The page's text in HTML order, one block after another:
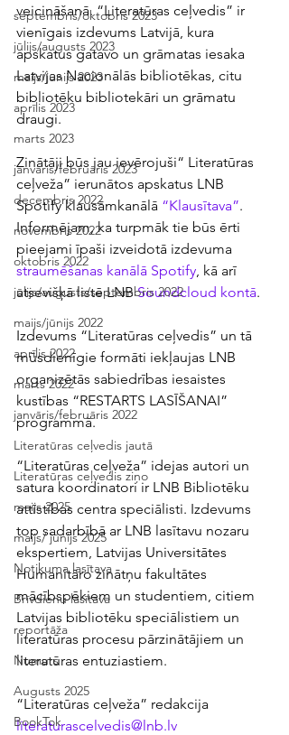
septembris/oktobris 2023
jūlijs/augusts 2023
maijs/jūnijs 2023
aprīlis 2023
marts 2023
janvāris/februāris 2023
decembris 2022
novembris 2022
oktobris 2022
jūlijs/augusts/septembris 2022
maijs/jūnijs 2022
aprīlis 2022
marts 2022
janvāris/februāris 2022
Literatūras ceļvedis jautā
Literatūras ceļvedis ziņo
maijs 2025
maijs/ jūnijs 2025
Notikuma lasītava
Brīvdienu lasītava
reportāža
Numurs
Augusts 2025
BookTok
veicināšanā. “Literatūras ceļvedis” ir
vienīgais izdevums Latvijā, kura
apskatus gatavo un grāmatas iesaka
Latvijas Nacionālās bibliotēkas, citu
bibliotēku bibliotekāri un grāmatu
draugi.
Zinātāji būs jau ievērojuši“ Literatūras
ceļveža” ierunātos apskatus LNB
Spotify klausāmkanālā “Klausītava”.
Informējam, ka turpmāk tie būs ērti
pieejami īpaši izveidotā izdevuma
straumēšanas kanālā Spotify , kā arī
atsevišķā listē LNB Soundcloud kontā.
Izdevums “Literatūras ceļvedis” un tā
mūsdienīgie formāti iekļaujas LNB
organizētās sabiedrības iesaistes
kustības “RESTARTS LASĪŠANAI”
programmā.
“Literatūras ceļveža” idejas autori un
satura koordinatori ir LNB Bibliotēku
attīstības centra speciālisti. Izdevums
top sadarbībā ar LNB lasītavu nozaru
ekspertiem, Latvijas Universitātes
Humanitāro zinātņu fakultātes
mācībspēkiem un studentiem, citiem
Latvijas bibliotēku speciālistiem un
literatūras procesu pārzinātājiem un
literatūras entuziastiem.
“Literatūras ceļveža” redakcija
literaturascelvedis@lnb.lv